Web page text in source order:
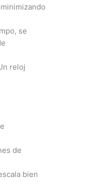
se
reloj
de
bien